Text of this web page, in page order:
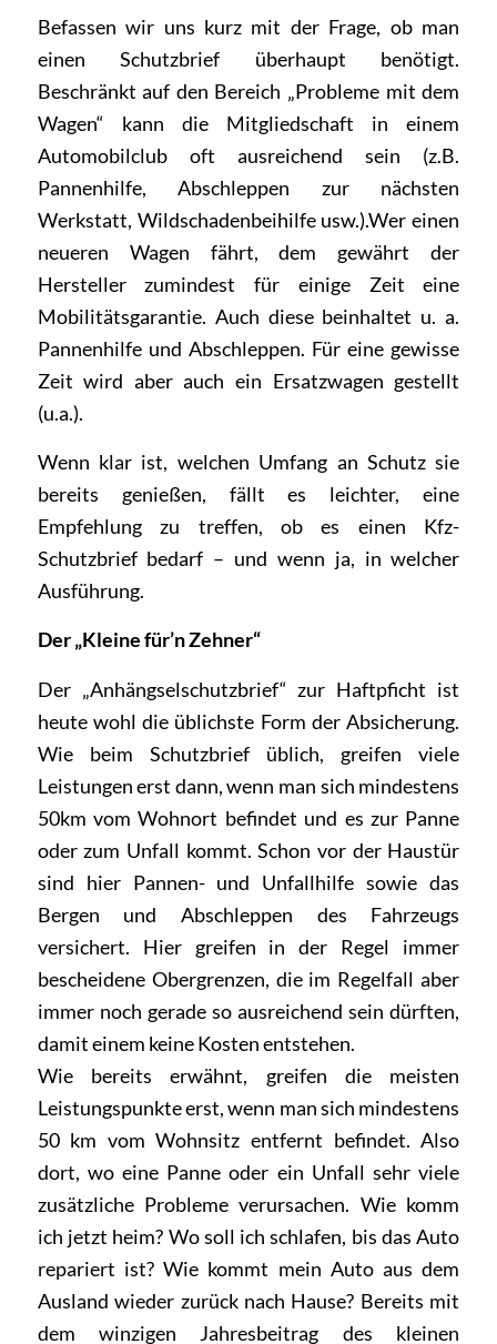
Befassen wir uns kurz mit der Frage, ob man
einen Schutzbrief überhaupt benötigt.
Beschränkt auf den Bereich „Probleme mit dem
Wagen“ kann die Mitgliedschaft in einem
Automobilclub oft ausreichend sein (z.B.
Pannenhilfe, Abschleppen zur nächsten
Werkstatt, Wildschadenbeihilfe usw.).Wer einen
neueren Wagen fährt, dem gewährt der
Hersteller zumindest für einige Zeit eine
Mobilitätsgarantie. Auch diese beinhaltet u. a.
Pannenhilfe und Abschleppen. Für eine gewisse
Zeit wird aber auch ein Ersatzwagen gestellt
(u.a.).
Wenn klar ist, welchen Umfang an Schutz sie
bereits genießen, fällt es leichter, eine
Empfehlung zu treffen, ob es einen Kfz-
Schutzbrief bedarf – und wenn ja, in welcher
Ausführung.
Der „Kleine für’n Zehner“
Der „Anhängselschutzbrief“ zur Haftpficht ist
heute wohl die üblichste Form der Absicherung.
Wie beim Schutzbrief üblich, greifen viele
Leistungen erst dann, wenn man sich mindestens
50km vom Wohnort befindet und es zur Panne
oder zum Unfall kommt. Schon vor der Haustür
sind hier Pannen- und Unfallhilfe sowie das
Bergen und Abschleppen des Fahrzeugs
versichert. Hier greifen in der Regel immer
bescheidene Obergrenzen, die im Regelfall aber
immer noch gerade so ausreichend sein dürften,
damit einem keine Kosten entstehen.
Wie bereits erwähnt, greifen die meisten
Leistungspunkte erst, wenn man sich mindestens
50 km vom Wohnsitz entfernt befindet. Also
dort, wo eine Panne oder ein Unfall sehr viele
zusätzliche Probleme verursachen. Wie komm
ich jetzt heim? Wo soll ich schlafen, bis das Auto
repariert ist? Wie kommt mein Auto aus dem
Ausland wieder zurück nach Hause? Bereits mit
dem winzigen Jahresbeitrag des kleinen